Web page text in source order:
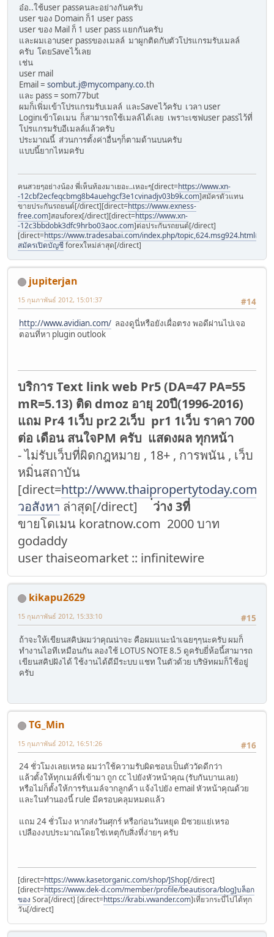
อ๋อ..ใช้user passคนละอย่างกันครับ
user ของ Domain ก็1 user pass
user ของ Mail ก็ 1 user pass แยกกันครับ
และผมเอาuser passของเมลล์ มาผูกติดกับตัวโปรแกรมรับเมลล์
ครับ โดยSaveไว้เลย
เช่น
user mail
Email = sombut.j@mycompany.co.th
และ pass = som77but
ผมก็เพิ่มเข้าโปรแกรมรับเมลล์ และSaveไว้ครับ เวลา user
Loginเข้าโดเมน ก็สามารถใช้เมลล์ได้เลย เพราะเซฟuser passไว้ที่
โปรแกรมรับอีเมลล์แล้วครับ
ประมาณนี้ ส่วนการตั้งค่าอื่นๆก็ตามด้านบนครับ
แบบนี้ยากไหมครับ
คนสวยๆอย่างน้อง พี่เห็นท้องมาเยอะ..เหอะๆ[direct=https://www.xn-
-12cbf2ecfeqcbmg8b4auehgcf3e1cvinadjv03b9k.com]สมัครตัวแทน
ขายประกันรถยนต์[/direct][direct=https://www.exness-
free.com]สอนforex[/direct][direct=https://www.xn-
-12c3bbdobk3dfc9hrbo03aoc.com]ต่อประกันรถยนต์[/direct]
[direct=https://www.tradesabai.com/index.php/
สมัครเปิดบัญชีforexใหม่ล่าสุด[/direct]
jupiterjan
#14
15 กุมภาพันธ์ 2012, 15:01:37
http://www.avidian.com/ ลองดูนี่หรือยังเผื่อตรง พอดีผ่านไปเจอ
ตอนที่หา plugin outlook
บริการ Text link web Pr5 (DA=47 PA=55
mR=5.13) ติด dmoz อายุ 20ปี(1996-2016)
แถม Pr4 1เว็บ pr2 2เว็บ pr1 1เว็บ ราคา 700
ต่อ เดือน สนใจPM ครับ แสดงผล ทุกหน้า
- ไม่รับเว็บที่ผิดกฎหมาย , 18+ , การพนัน , เว็บ
หมิ่นสถาบัน
[direct=http://www.thaipropertytoday.com/]
วอสังหา ล่าสุด[/direct] ่ว่าง 3ที่
ขายโดเมน koratnow.com 2000 บาท
godaddy
user thaiseomarket :: infinitewire
kikapu2629
#15
15 กุมภาพันธ์ 2012, 15:33:10
ถ้าจะให้เขียนสคิปผมว่าคุณน่าจะ คือผมแนะนำเฉยๆๆนะครับ ผมก็
ทำงานไอทีเหมือนกัน ลองใช้ LOTUS NOTE 8.5 ดูครับยี่ห้อนี้สามารถ
เขียนสคิปฝังได้ ใช้งานได้ดีมีระบบ แชท ในตัวด้วย บริษัทผมก็ใช้อยู่
ครับ
TG_Min
#16
15 กุมภาพันธ์ 2012, 16:51:26
24 ชั่วโมงเลยเหรอ ผมว่าใช้ความรับผิดชอบเป็นตัววัดดีกว่า
แล้วตั้งให้ทุกเมล์ที่เข้ามา ถูก cc ไปยังหัวหน้าคุณ (รับกันบานเลย)
หรือไม่ก็ตั้งให้การรับเมล์จากลูกค้า แจ้งไปยัง email หัวหน้าคุณด้วย
และในทำนองนี้ rule มีครอบคลุมหมดแล้ว
แถม 24 ชั่วโมง หากส่งวันศุกร์ หรือก่อนวันหยุด มิซวยแย่เหรอ
เปลืองงบประมาณโดยใช่เหตุกับสิ่งที่ง่ายๆ ครับ
[direct=https://www.kasetorganic.com/shop/]Shop[/direct]
[direct=https://www.dek-d.com/member/profile/beautisora/blog]บล็อก
ของ Sora[/direct] [direct=https://krabi.vwander.com]เที่ยวกระบี่ไปได้ทุก
วัน[/direct]